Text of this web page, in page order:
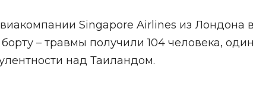
Singapore Airlines из Лондона в
– травмы получили 104 человека, один
над Таиландом.